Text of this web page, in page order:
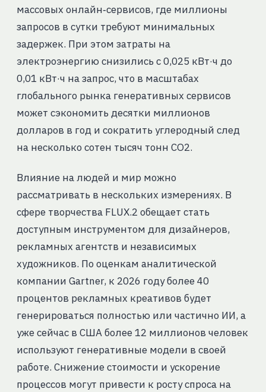
массовых онлайн‑сервисов, где миллионы
запросов в сутки требуют минимальных
задержек. При этом затраты на
электроэнергию снизились с 0,025 кВт·ч до
0,01 кВт·ч на запрос, что в масштабах
глобального рынка генеративных сервисов
может сэкономить десятки миллионов
долларов в год и сократить углеродный след
на несколько сотен тысяч тонн CO2.
Влияние на людей и мир можно
рассматривать в нескольких измерениях. В
сфере творчества FLUX.2 обещает стать
доступным инструментом для дизайнеров,
рекламных агентств и независимых
художников. По оценкам аналитической
компании Gartner, к 2026 году более 40
процентов рекламных креативов будет
генерироваться полностью или частично ИИ, а
уже сейчас в США более 12 миллионов человек
используют генеративные модели в своей
работе. Снижение стоимости и ускорение
процессов могут привести к росту спроса на